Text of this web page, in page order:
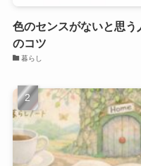
色のセンスがないと思
のコツ
暮らし